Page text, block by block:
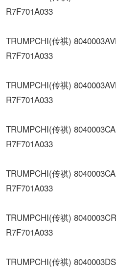
R7F701A033
TRUMPCHI(传祺)
R7F701A033
TRUMPCHI(传祺)
R7F701A033
TRUMPCHI(传祺)
R7F701A033
TRUMPCHI(传祺)
R7F701A033
TRUMPCHI(传祺)
R7F701A033
TRUMPCHI(传祺)